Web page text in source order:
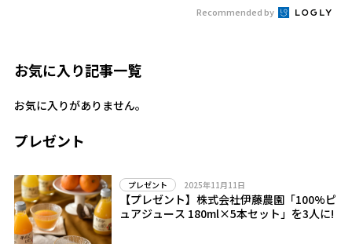
Recommended by
お気に入り記事一覧
お気に入りがありません。
プレゼント
プレゼント 2025年11月11日
【プレゼント】株式会社伊藤農園「100%ピ
ュアジュース 180ml×5本セット」を3人に!